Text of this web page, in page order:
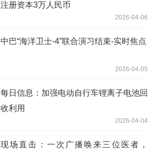
注册资本3万人民币
2026-04-06
中巴“海洋卫士-4”联合演习结束-实时焦点
2026-04-05
每日信息：加强电动自行车锂离子电池回
收利用
2026-04-04
现场直击：一次广播唤来三位医者，